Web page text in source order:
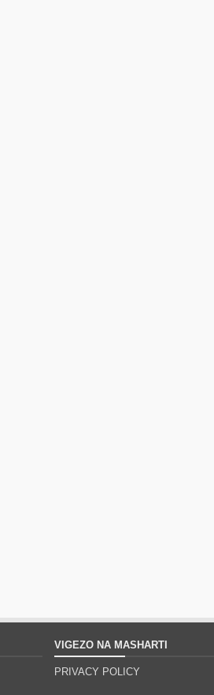
VIGEZO NA MASHARTI
PRIVACY POLICY